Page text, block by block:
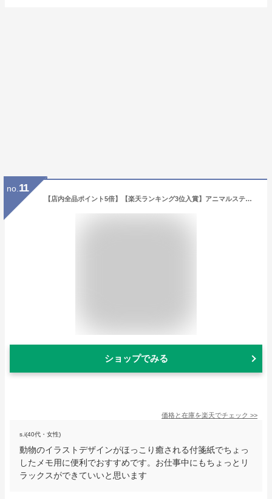
no. 11
【店内全品ポイント5倍】【楽天ランキング3位入賞】アニマルスティッキーメモ /付箋/動物/クラフト紙/40枚《おしゃれ/大人/かわいい/可愛い》【メール便あす楽対象外】
ショップでみる
価格と在庫を楽天でチェック >>
s.i(40代・女性)
動物のイラストデザインがほっこり癒される付箋紙でちょっ
したメモ用に便利でおすすめです。お仕事中にもちょっとリ
ラックスができていいと思います